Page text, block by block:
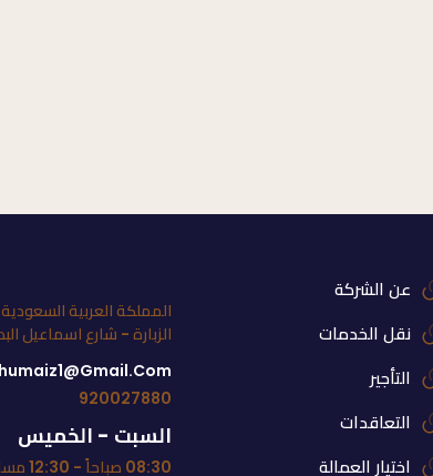
عن الشركة
نقل الخدمات
التأجير
التعاقدات
اختيار العمالة
المملكة العربية
الزبارة - شارع اسماعيل
920027880
السبت - الخميس